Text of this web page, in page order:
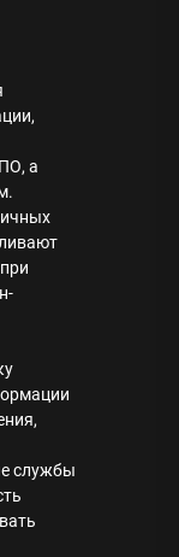
а
службы